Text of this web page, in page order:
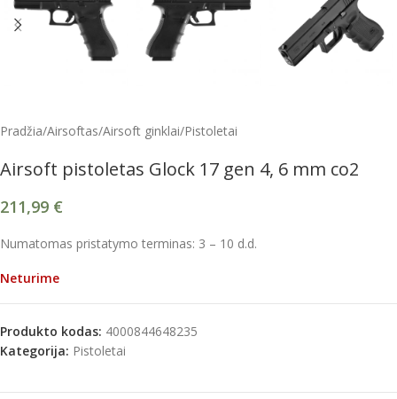
Pradžia/Airsoftas/Airsoft ginklai/Pistoletai
Airsoft pistoletas Glock 17 gen 4, 6 mm co2
211,99 €
Numatomas pristatymo terminas: 3 – 10 d.d.
Neturime
Produkto kodas: 4000844648235
Kategorija: Pistoletai